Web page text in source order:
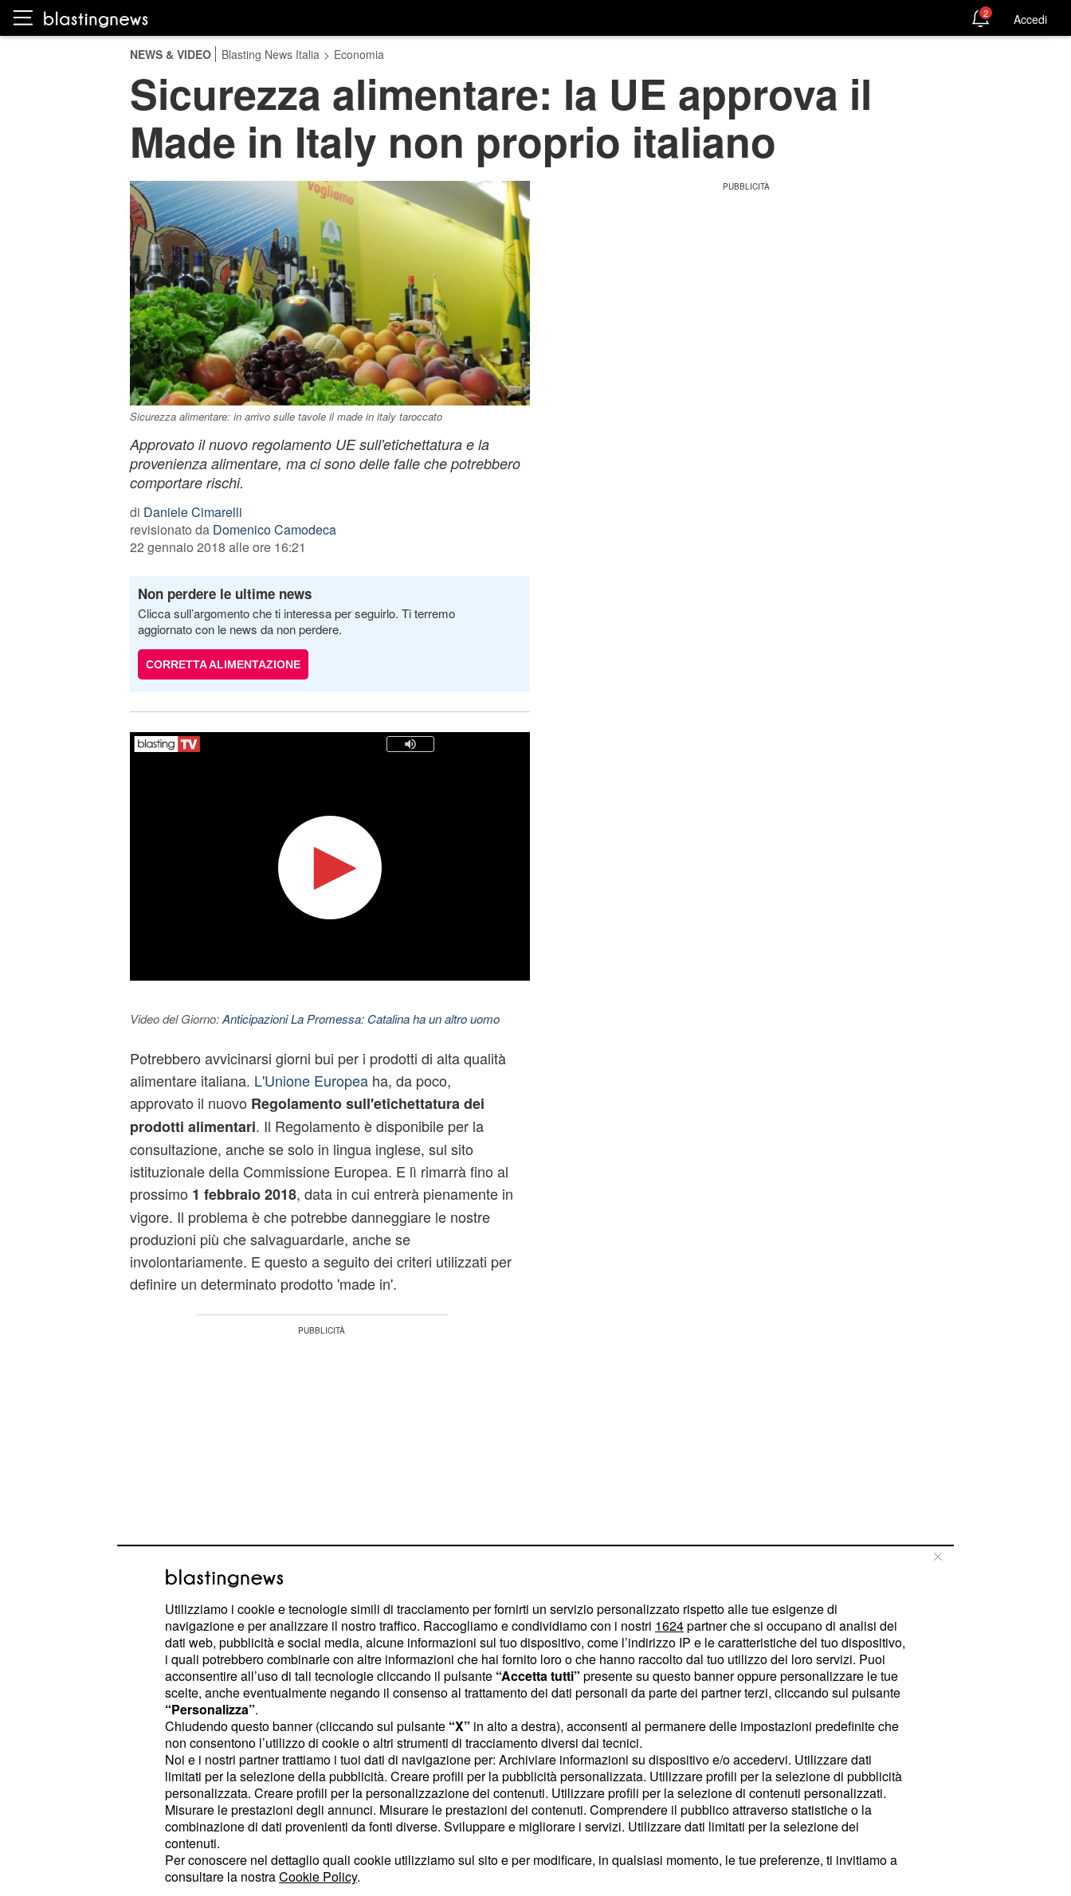
2 Accedi
NEWS & VIDEO Blasting News Italia > Economia
Sicurezza alimentare: la UE approva il
Made in Italy non proprio italiano
Sicurezza alimentare: in arrivo sulle tavole il made in italy taroccato
Approvato il nuovo regolamento UE sull'etichettatura e la
provenienza alimentare, ma ci sono delle falle che potrebbero
comportare rischi.
di Daniele Cimarelli
revisionato da Domenico Camodeca
22 gennaio 2018 alle ore 16:21
Non perdere le ultime news
Clicca sull’argomento che ti interessa per seguirlo. Ti terremo
aggiornato con le news da non perdere.
CORRETTA ALIMENTAZIONE
Video del Giorno:Anticipazioni La Promessa: Catalina ha un altro uomo
Potrebbero avvicinarsi giorni bui per i prodotti di alta qualità
alimentare italiana. L'Unione Europeaha, da poco,
approvato il nuovo Regolamentosull'etichettatura dei
prodotti alimentari. Il Regolamento è disponibile per la
consultazione, anche se solo in lingua inglese, sul sito
istituzionale della Commissione Europea. E lì rimarrà fino al
prossimo 1 febbraio 2018, data in cui entrerà pienamente in
vigore. Il problema è che potrebbe danneggiare le nostre
produzioni più che salvaguardarle, anche se
involontariamente. E questo a seguito dei criteri utilizzati per
definire un determinato prodotto 'made in'.
Vediamo di chiarire meglio i termini del problema e quali
potrebbero essere le potenziali conseguenze e i rischi.
Quando un prodotto viene definito
'made in'
In basealle attuali normative europeeun prodotto, sia esso
alimentare o meno, viene definito 'made in', in base al paese
in cui subisce l'ultima trasformazione sostanziale. Quindi,
non si fa riferimento all'origine dellamateria prima, ma
all'ultimo processo di trasformazione subito dalla stessa, sia
esso di tipo industriale o, più raramente, artigianale. Per
essere chiari, se si acquista del vinomade in Italy, in base al
nuovo Regolamento non è detto che tutti i passaggi che
Utilizziamo i cookie e tecnologie simili di tracciamento per fornirti un servizio personalizzato rispetto alle tue esigenze di
navigazione e per analizzare il nostro traffico. Raccogliamo e condividiamo con i nostri 1624partner che si occupano di analisi dei
dati web, pubblicità e social media, alcune informazioni sul tuo dispositivo, come l’indirizzo IP e le caratteristiche del tuo dispositivo,
i quali potrebbero combinarle con altre informazioni che hai fornito loro o che hanno raccolto dal tuo utilizzo dei loro servizi. Puoi
acconsentire all’uso di tali tecnologie cliccando il pulsante “Accetta tutti” presente su questo banner oppure personalizzare le tue
scelte, anche eventualmente negando il consenso al trattamento dei dati personali da parte dei partner terzi, cliccando sul pulsante
“Personalizza”.
Chiudendo questo banner (cliccando sul pulsante “X” in alto a destra), acconsenti al permanere delle impostazioni predefinite che
non consentono l’utilizzo di cookie o altri strumenti di tracciamento diversi dai tecnici.
Noi e i nostri partner trattiamo i tuoi dati di navigazione per: Archiviare informazioni su dispositivo e/o accedervi. Utilizzare dati
limitati per la selezione della pubblicità. Creare profili per la pubblicità personalizzata. Utilizzare profili per la selezione di pubblicità
personalizzata. Creare profili per la personalizzazione dei contenuti. Utilizzare profili per la selezione di contenuti personalizzati.
Misurare le prestazioni degli annunci. Misurare le prestazioni dei contenuti. Comprendere il pubblico attraverso statistiche o la
combinazione di dati provenienti da fonti diverse. Sviluppare e migliorare i servizi. Utilizzare dati limitati per la selezione dei
contenuti.
Per conoscere nel dettaglio quali cookie utilizziamo sul sito e per modificare, in qualsiasi momento, le tue preferenze, ti invitiamo a
consultare la nostraCookie Policy.